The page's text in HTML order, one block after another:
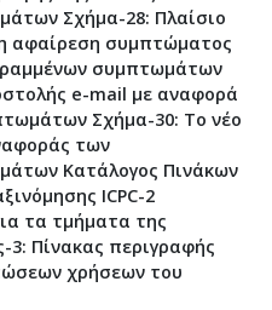
Σχήμα-28: Πλαίσιο
αφαίρεση συμπτώματος
συμπτωμάτων
e-mail με αναφορά
Σχήμα-30: Το νέο
των
Κατάλογος Πινάκων
ICPC-2
τα τμήματα της
3: Πίνακας περιγραφής
χρήσεων του